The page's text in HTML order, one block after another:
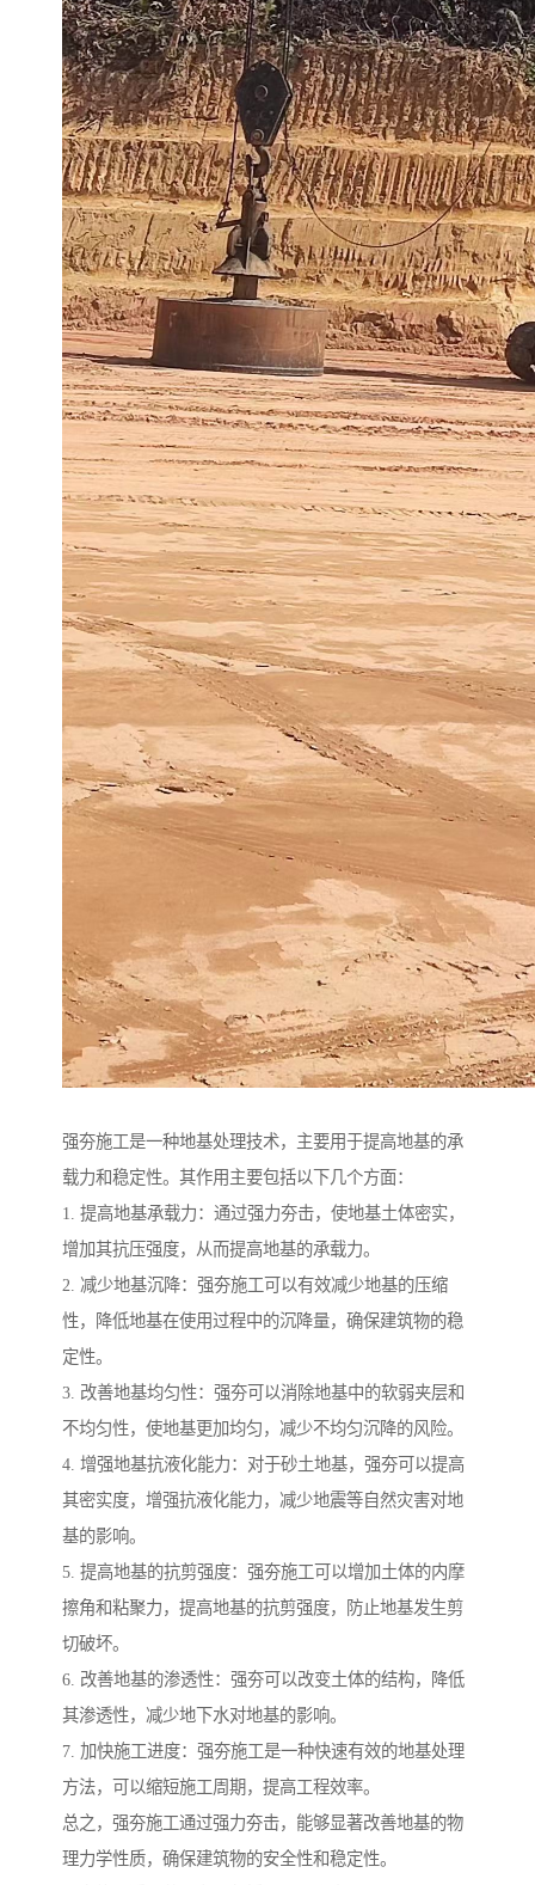
强夯施工是一种地基处理技术，主要用于提高地基的承
载力和稳定性。其作用主要包括以下几个方面：
1. 提高地基承载力：通过强力夯击，使地基土体密实，
增加其抗压强度，从而提高地基的承载力。
2. 减少地基沉降：强夯施工可以有效减少地基的压缩
性，降低地基在使用过程中的沉降量，确保建筑物的稳
定性。
3. 改善地基均匀性：强夯可以消除地基中的软弱夹层和
不均匀性，使地基更加均匀，减少不均匀沉降的风险。
4. 增强地基抗液化能力：对于砂土地基，强夯可以提高
其密实度，增强抗液化能力，减少地震等自然灾害对地
基的影响。
5. 提高地基的抗剪强度：强夯施工可以增加土体的内摩
擦角和粘聚力，提高地基的抗剪强度，防止地基发生剪
切破坏。
6. 改善地基的渗透性：强夯可以改变土体的结构，降低
其渗透性，减少地下水对地基的影响。
7. 加快施工进度：强夯施工是一种快速有效的地基处理
方法，可以缩短施工周期，提高工程效率。
总之，强夯施工通过强力夯击，能够显著改善地基的物
理力学性质，确保建筑物的安全性和稳定性。